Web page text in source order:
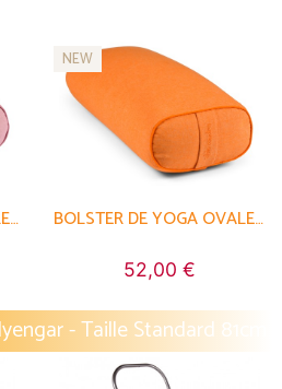
BOLSTER DE YOGA OVALE EN CHAMBRAY DE COTON BIOLOGIQUE - ÉPEAUTRE
NEW
BOLSTER DE YOGA OVALE EN CHAMBRAY DE COTON BIOLOGIQUE - ÉPEAUTRE
52,00 €
- Taille Standard 81cm